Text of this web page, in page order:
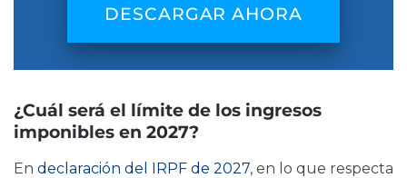
DESCARGAR AHORA
¿Cuál será el límite de los ingresos
imponibles en 2027?
En declaración del IRPF de 2027, en lo que respecta